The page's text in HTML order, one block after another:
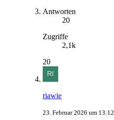
Antworten
20
Zugriffe
2,1k
20
riawie
23. Februar 2026 um 13:12